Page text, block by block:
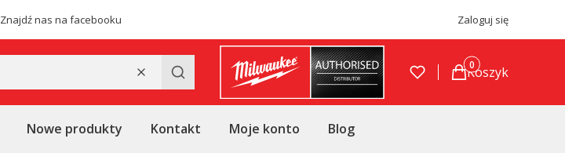
Znajdź nas na facebooku Zaloguj się
WyczyśćSzukaj Produkty w
Koszyk
Nowe produkty Kontakt Moje konto Blog